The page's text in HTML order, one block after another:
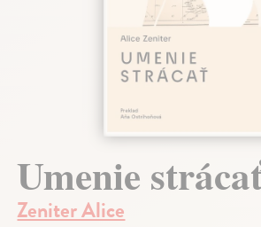
Umenie
Zeniter Alice